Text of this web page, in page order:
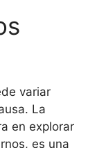
variar
La
en explorar
es una